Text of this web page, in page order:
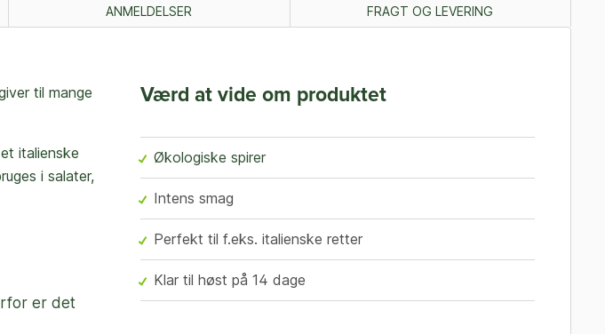
ANMELDELSER FRAGT OG LEVERING
til mange
italienske
i salater,
er det
Værd at vide om produktet
Økologiske spirer
Intens smag
Perfekt til f.eks. italienske retter
Klar til høst på 14 dage